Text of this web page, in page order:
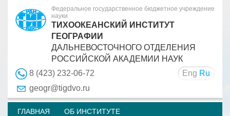
Федеральное государственное бюджетное учреждение
науки
ТИХООКЕАНСКИЙ ИНСТИТУТ
ГЕОГРАФИИ
ДАЛЬНЕВОСТОЧНОГО ОТДЕЛЕНИЯ
РОССИЙСКОЙ АКАДЕМИИ НАУК
8 (423) 232-06-72
Eng Ru
geogr@tigdvo.ru
ГЛАВНАЯ ОБ ИНСТИТУТЕ